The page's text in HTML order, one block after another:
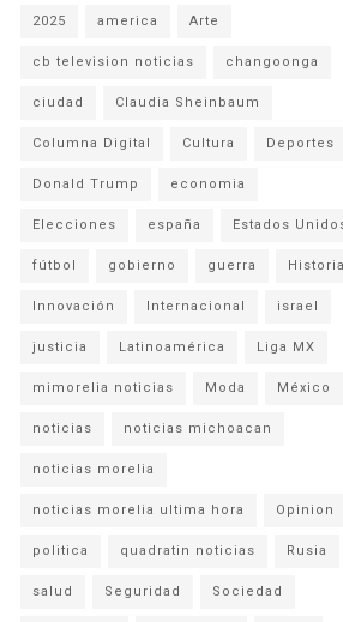
2025 america Arte
cb television noticias changoonga
ciudad Claudia Sheinbaum
Columna Digital Cultura Deportes
Donald Trump economia
Elecciones españa Estados
fútbol gobierno guerra Historia
Innovación Internacional israel
justicia Latinoamérica Liga MX
mimorelia noticias Moda México
noticias noticias michoacan
noticias morelia
noticias morelia ultima hora Opinion
politica quadratin noticias Rusia
salud Seguridad Sociedad